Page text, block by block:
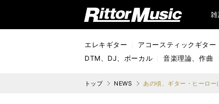
リットーミュージック (Rittor Music)
エレキギター
アコースティックギター
DTM、DJ、ボーカル
音楽理論、作曲
トップ NEWS